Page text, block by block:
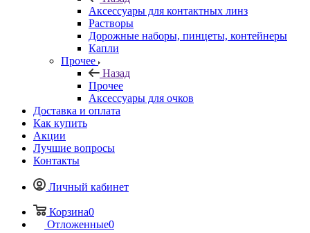
Аксессуары для контактных линз
Растворы
Дорожные наборы, пинцеты, контейнеры
Капли
Прочее
Назад
Прочее
Аксессуары для очков
Доставка и оплата
Как купить
Акции
Лучшие вопросы
Контакты
Личный кабинет
Корзина0
Отложенные0